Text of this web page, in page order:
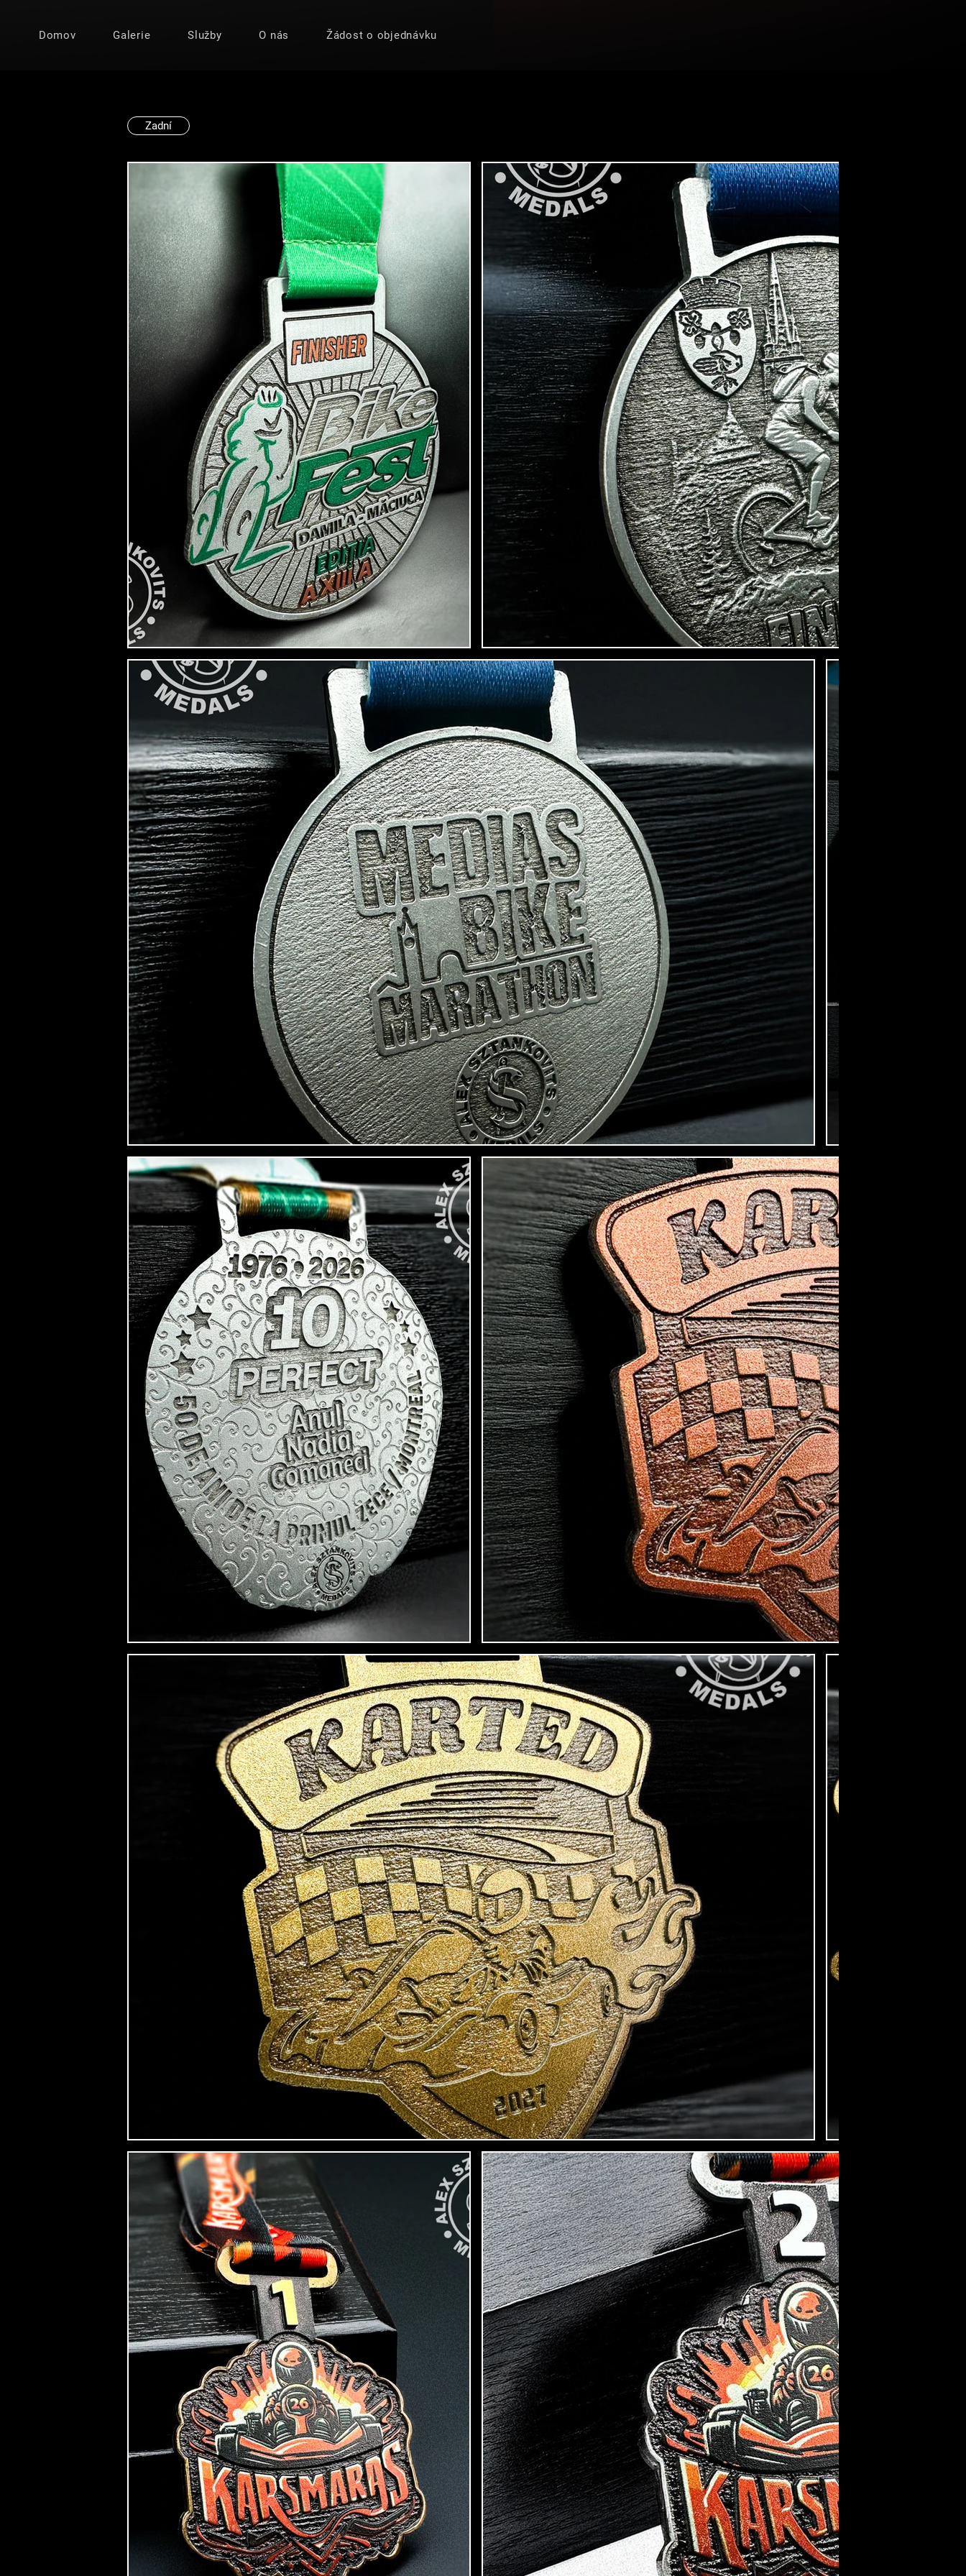
Domov Galerie Služby O nás Žádost o objednávku
Zadní